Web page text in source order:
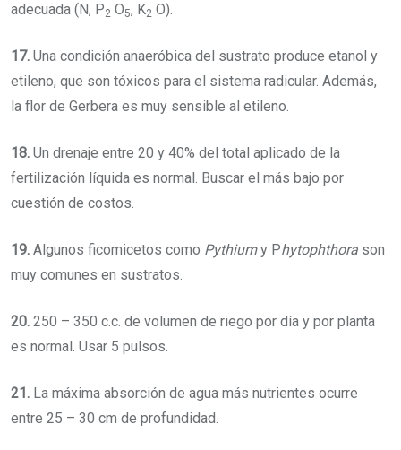
adecuada (N, P2 O5, K2 O).
17. Una condición anaeróbica del sustrato produce etanol y
etileno, que son tóxicos para el sistema radicular. Además,
la flor de Gerbera es muy sensible al etileno.
18. Un drenaje entre 20 y 40% del total aplicado de la
fertilización líquida es normal. Buscar el más bajo por
cuestión de costos.
19. Algunos ficomicetos como Pythiumy Phytophthora son
muy comunes en sustratos.
20. 250 – 350 c.c. de volumen de riego por día y por planta
es normal. Usar 5 pulsos.
21. La máxima absorción de agua más nutrientes ocurre
entre 25 – 30 cm de profundidad.